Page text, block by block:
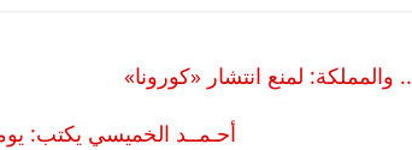
لمنع انتشار «كورونا»
أحـمــد الخميسي يكتب: